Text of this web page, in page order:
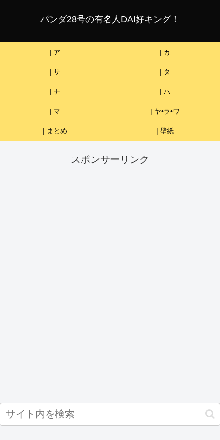
パンダ28号の有名人DAI好キング！
| ア | カ
| サ | タ
| ナ | ハ
| マ | ヤ•ラ•ワ
| まとめ | 壁紙
スポンサーリンク